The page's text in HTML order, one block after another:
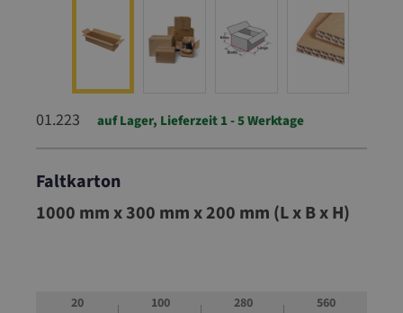
01.223 auf Lager, Lieferzeit 1 - 5 Werktage
Faltkarton
01.223
1000 mm x 300 mm x 200 mm (L x B x H)
20 100 280 560